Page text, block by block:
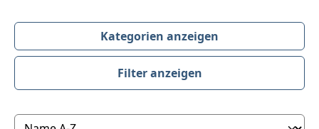
Kategorien anzeigen
Filter anzeigen
Produktübersicht